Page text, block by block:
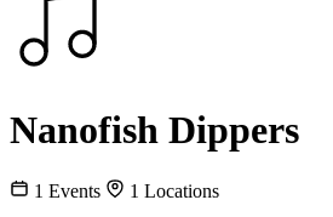
Nanofish Dippers
1 Events 1 Locations